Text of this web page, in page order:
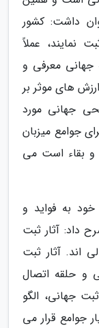
داشت: کشور
نمایند، عملاً
جهانی معرفی و
های موثر بر
جهانی مورد
جوامع میزبان
و بقاء است می
به فواید و
داد: آثار ثبت
اند. آثار ثبت
و حلقه اتصال
جهانی، الگو
جوامع قرار می